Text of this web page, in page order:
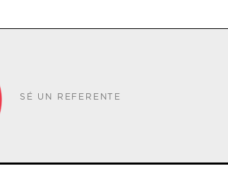
SÉ UN REFERENTE